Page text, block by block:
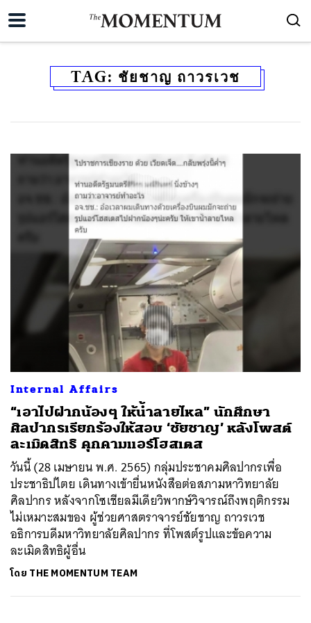
TAG: ชัยชาญ ถาวรเวช
Internal Affairs
“เอาไปฝากน้องๆ ให้น้ำลายไหล” นักศึกษา
ศิลปากรเรียกร้องให้สอบ ‘ชัยชาญ’ หลังโพสต์
ละเมิดสิทธิ คุกคามแอร์โฮสเตส
วันนี้ (28 เมษายน พ.ศ. 2565) กลุ่มประชาคมศิลปากรเพื่อ
ประชาธิปไตย เดินทางเข้ายื่นหนังสือต่อสภามหาวิทยาลัย
ศิลปากร หลังจากโซเชียลมีเดียวิพากษ์วิจารณ์ถึงพฤติกรรม
ไม่เหมาะสมของ ผู้ช่วยศาสตราจารย์ชัยชาญ ถาวรเวช
อธิการบดีมหาวิทยาลัยศิลปากร ที่โพสต์รูปและข้อความ
ละเมิดสิทธิผู้อื่น
โดย THE MOMENTUM TEAM
SHARE TWEET